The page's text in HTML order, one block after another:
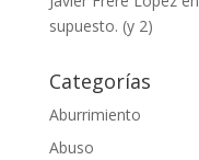
supuesto. (y 2)
Categorías
Aburrimiento
Abuso